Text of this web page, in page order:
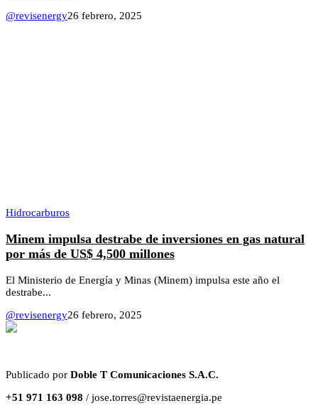
@revisenergy26 febrero, 2025
Hidrocarburos
Minem impulsa destrabe de inversiones en gas natural
por más de US$ 4,500 millones
El Ministerio de Energía y Minas (Minem) impulsa este año el
destrabe...
@revisenergy26 febrero, 2025
Publicado por Doble T Comunicaciones S.A.C.
+51 971 163 098 / jose.torres@revistaenergia.pe